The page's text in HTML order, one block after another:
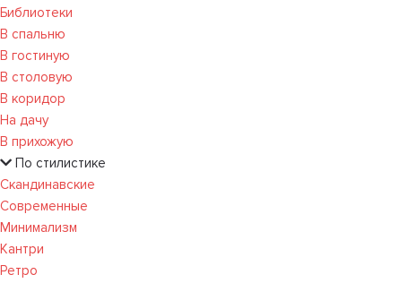
Библиотеки
В спальню
В гостиную
В столовую
В коридор
На дачу
В прихожую
По стилистике
Скандинавские
Современные
Минимализм
Кантри
Ретро